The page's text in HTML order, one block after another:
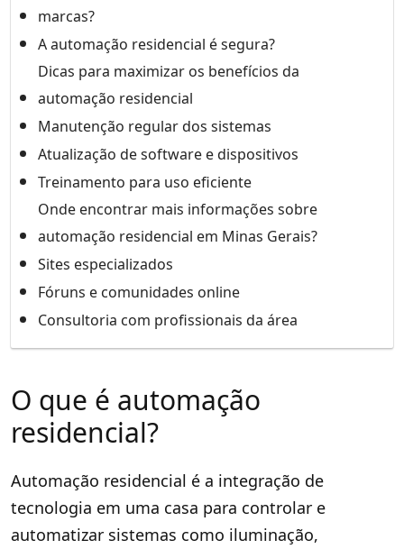
marcas?
A automação residencial é segura?
Dicas para maximizar os benefícios da
automação residencial
Manutenção regular dos sistemas
Atualização de software e dispositivos
Treinamento para uso eficiente
Onde encontrar mais informações sobre
automação residencial em Minas Gerais?
Sites especializados
Fóruns e comunidades online
Consultoria com profissionais da área
O que é automação
residencial?
Automação residencial é a integração de
tecnologia em uma casa para controlar e
automatizar sistemas como iluminação,